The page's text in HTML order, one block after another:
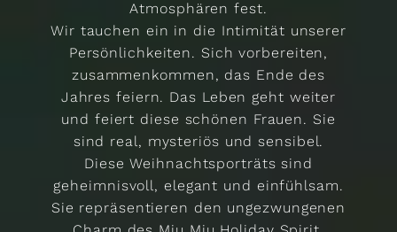
Atmosphären fest.
Wir tauchen ein in die Intimität unserer
Persönlichkeiten. Sich vorbereiten,
zusammenkommen, das Ende des
Jahres feiern. Das Leben geht weiter
und feiert diese schönen Frauen. Sie
sind real, mysteriös und sensibel.
Diese Weihnachtsporträts sind
geheimnisvoll, elegant und einfühlsam.
Sie repräsentieren den ungezwungenen